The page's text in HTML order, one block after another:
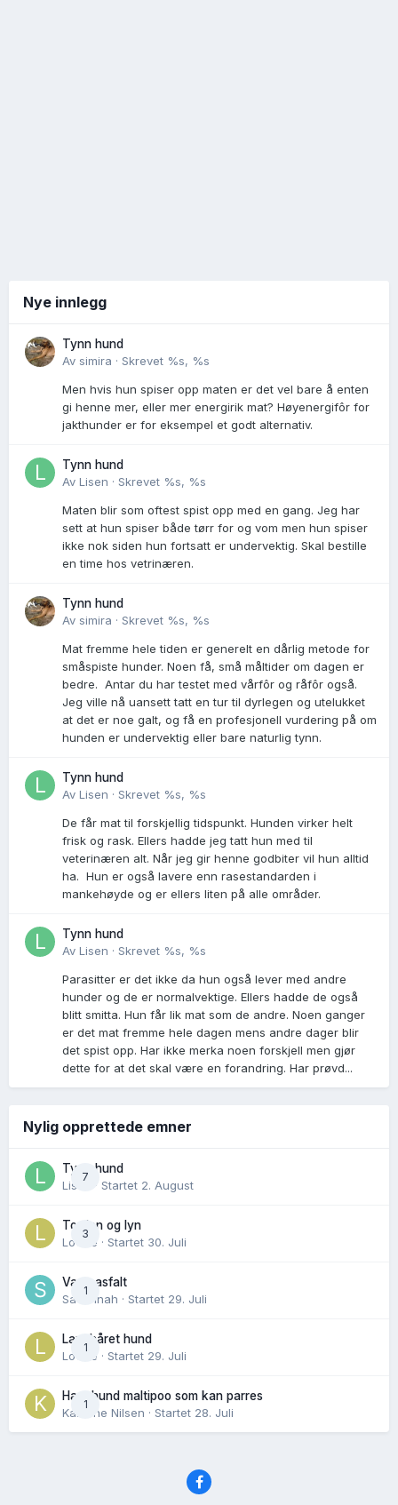
Nye innlegg
Tynn hund
Av simira · Skrevet %s, %s
Men hvis hun spiser opp maten er det vel bare å enten
gi henne mer, eller mer energirik mat? Høyenergifôr for
jakthunder er for eksempel et godt alternativ.
Tynn hund
Av Lisen · Skrevet %s, %s
Maten blir som oftest spist opp med en gang. Jeg har
sett at hun spiser både tørr for og vom men hun spiser
ikke nok siden hun fortsatt er undervektig. Skal bestille
en time hos vetrinæren.
Tynn hund
Av simira · Skrevet %s, %s
Mat fremme hele tiden er generelt en dårlig metode for
småspiste hunder. Noen få, små måltider om dagen er
bedre. Antar du har testet med vårfôr og råfôr også.
Jeg ville nå uansett tatt en tur til dyrlegen og utelukket
at det er noe galt, og få en profesjonell vurdering på om
hunden er undervektig eller bare naturlig tynn.
Tynn hund
Av Lisen · Skrevet %s, %s
De får mat til forskjellig tidspunkt. Hunden virker helt
frisk og rask. Ellers hadde jeg tatt hun med til
veterinæren alt. Når jeg gir henne godbiter vil hun alltid
ha. Hun er også lavere enn rasestandarden i
mankehøyde og er ellers liten på alle områder.
Tynn hund
Av Lisen · Skrevet %s, %s
Parasitter er det ikke da hun også lever med andre
hunder og de er normalvektige. Ellers hadde de også
blitt smitta. Hun får lik mat som de andre. Noen ganger
er det mat fremme hele dagen mens andre dager blir
det spist opp. Har ikke merka noen forskjell men gjør
dette for at det skal være en forandring. Har prøvd...
Nylig opprettede emner
7
Tynn hund
Lisen
· Startet 2. August
3
Torden og lyn
Lovise · Startet 30. Juli
1
Varm asfalt
Savannah · Startet 29. Juli
1
Langhåret hund
Lovise · Startet 29. Juli
1
Hannhund maltipoo som kan parres
Karoline Nilsen · Startet 28. Juli